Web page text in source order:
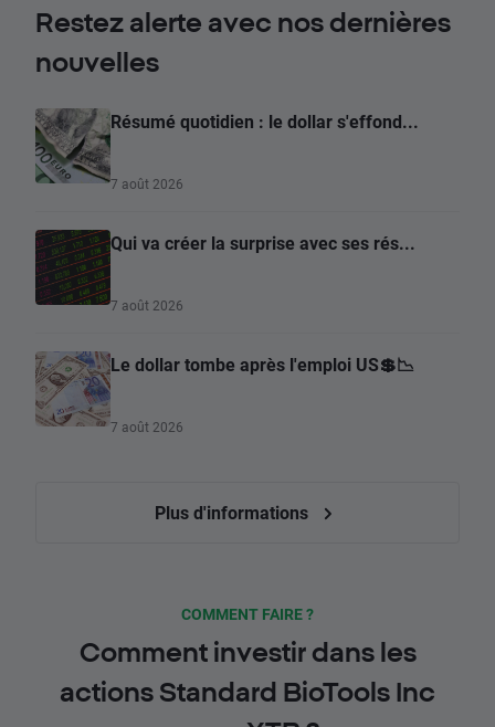
Restez alerte avec nos dernières
nouvelles
Résumé quotidien : le dollar s'effond...
7 août 2026
Qui va créer la surprise avec ses rés...
7 août 2026
Le dollar tombe après l'emploi US💲📉
7 août 2026
Plus d'informations
COMMENT FAIRE ?
Comment investir dans les
actions Standard BioTools Inc